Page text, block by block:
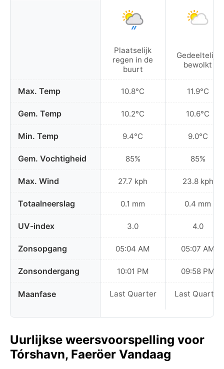
Max. Temp
Gem. Temp
Min. Temp
Gem. Vochtigheid
Max. Wind
Totaalneerslag
UV-index
Zonsopgang
Zonsondergang
Maanfase
Plaatselijk
regen in de
buurt
10.8°C
10.2°C
9.4°C
85%
27.7 kph
0.1 mm
3.0
05:04 AM
10:01 PM
Last Quarter
Gedeeltelijk
bewolkt
11.9°C
10.6°C
9.0°C
85%
23.8 kph
0.4 mm
4.0
05:07 AM
09:58 PM
Last Quarter
Uurlijkse weersvoorspelling voor
Tórshavn, Faeröer Vandaag